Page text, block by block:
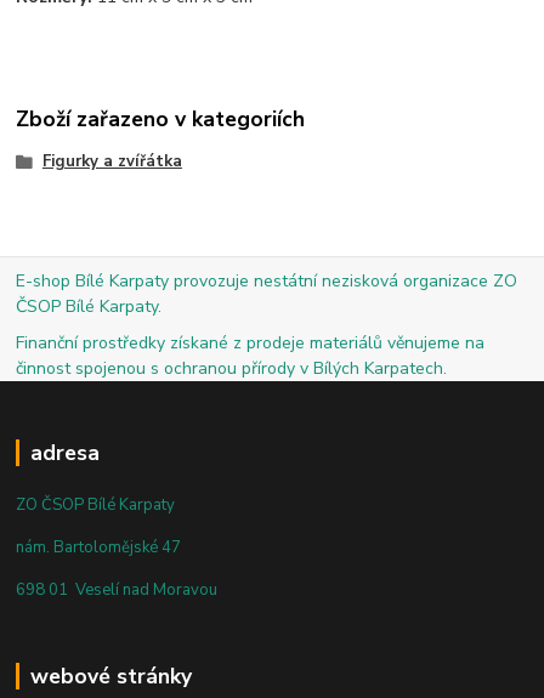
Zboží zařazeno v kategoriích
Figurky a zvířátka
E-shop Bílé Karpaty provozuje nestátní nezisková organizace ZO
ČSOP Bílé Karpaty.
Finanční prostředky získané z prodeje materiálů věnujeme na
činnost spojenou s ochranou přírody v Bílých Karpatech.
adresa
ZO ČSOP Bílé Karpaty
nám. Bartolomějské 47
698 01 Veselí nad Moravou
webové stránky